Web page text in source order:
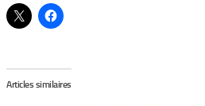
Articles similaires